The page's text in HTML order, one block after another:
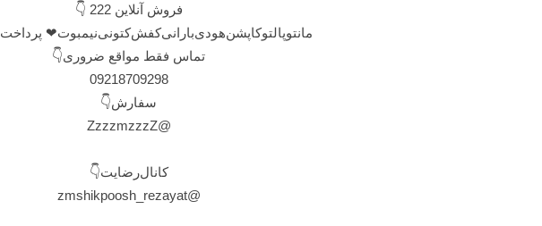
فروش آنلاین‌ 222 👇
مانتو‌‌پالتو‌کاپشن‌هودی‌بارانی‌کفش‌کتونی‌نیمبوت‌❤
تماس فقط مواقع ضروری👇
09218709298
سفارش👇
@ZzzzmzzzZ
کانال‌رضایت👇
@zmshikpoosh_rezayat